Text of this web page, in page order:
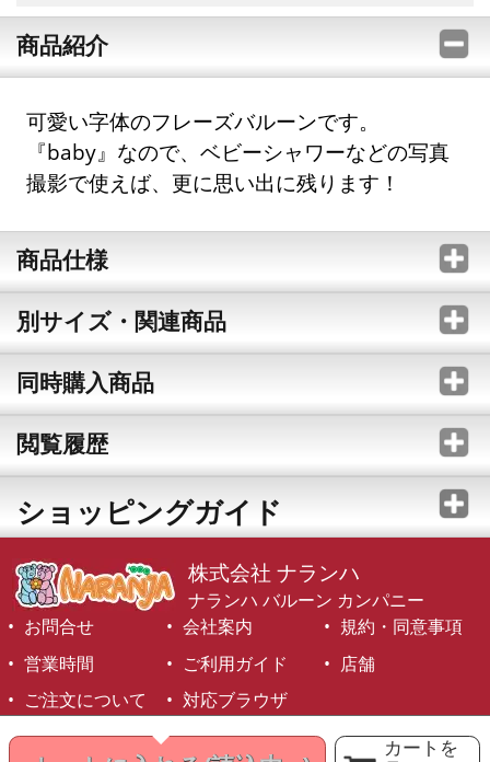
カートを
商品紹介
可愛い字体のフレーズバルーンです。
『baby』なので、ベビーシャワーなどの写真
撮影で使えば、更に思い出に残ります！
商品仕様
別サイズ・関連商品
同時購入商品
閲覧履歴
ショッピングガイド
株式会社 ナランハ
ナランハ バルーン カンパニー
お問合せ
会社案内
規約・同意事項
営業時間
ご利用ガイド
店舗
ご注文について
対応ブラウザ
©1999-2026 NARANJA Inc. All Rights Reserved.